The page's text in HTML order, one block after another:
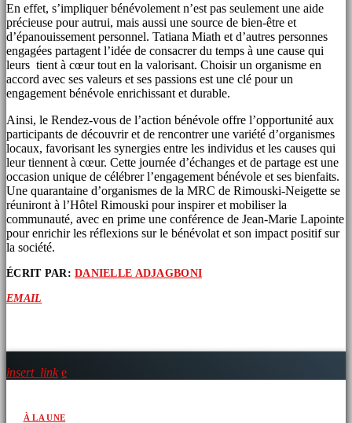
En effet, s’impliquer bénévolement n’est pas seulement une aide
précieuse pour autrui, mais aussi une source de bien-être et
d’épanouissement personnel. Tatiana Miath et d’autres personnes
engagées partagent l’idée de consacrer du temps à une cause qui
leurs tient à cœur tout en la valorisant. Choisir un organisme en
accord avec ses valeurs et ses passions est une clé pour un
engagement bénévole enrichissant et durable.
Ainsi, le Rendez-vous de l’action bénévole offre l’opportunité aux
participants de découvrir et de rencontrer une variété d’organismes
locaux, favorisant les synergies entre les individus et les causes qui
leur tiennent à cœur. Cette journée d’échanges et de partage est une
occasion unique de célébrer l’engagement bénévole et ses bienfaits.
Une quarantaine d’organismes de la MRC de Rimouski-Neigette se
réuniront à l’Hôtel Rimouski pour inspirer et mobiliser la
communauté, avec en prime une conférence de Jean-Marie Lapointe
pour enrichir les réflexions sur le bénévolat et son impact positif sur
la société.
ÉCRIT PAR:DANIELLE ADJAGBONI
EMAIL
insert_link
À LA UNE